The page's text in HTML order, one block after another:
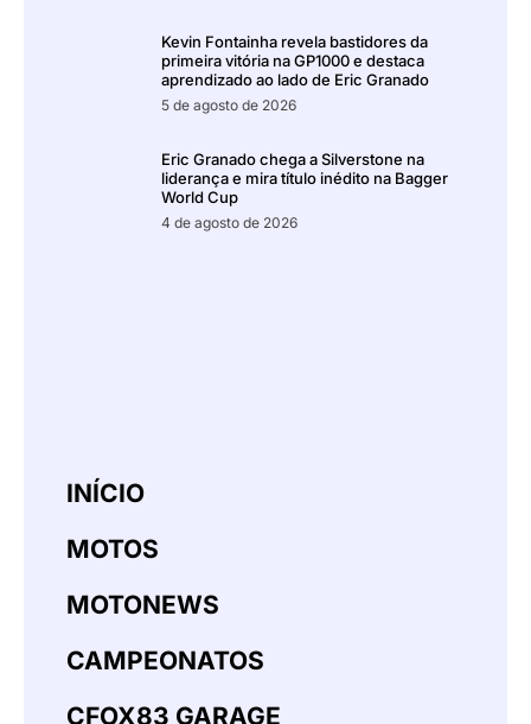
Kevin Fontainha revela bastidores da
primeira vitória na GP1000 e destaca
aprendizado ao lado de Eric Granado
5 de agosto de 2026
Eric Granado chega a Silverstone na
liderança e mira título inédito na Bagger
World Cup
4 de agosto de 2026
INÍCIO
MOTOS
MOTONEWS
CAMPEONATOS
CFOX83 GARAGE